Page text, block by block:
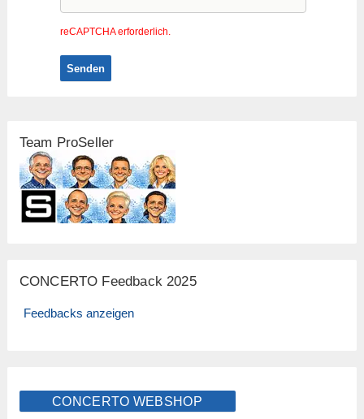
reCAPTCHA erforderlich.
Senden
Team ProSeller
CONCERTO Feedback 2025
Feedbacks anzeigen
CONCERTO WEBSHOP